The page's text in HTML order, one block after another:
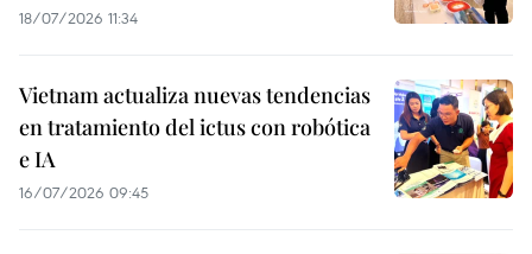
18/07/2026 11:34
Vietnam actualiza nuevas tendencias
en tratamiento del ictus con robótica
e IA
16/07/2026 09:45